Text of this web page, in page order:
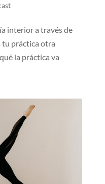
interior a través de
tu práctica otra
la práctica va